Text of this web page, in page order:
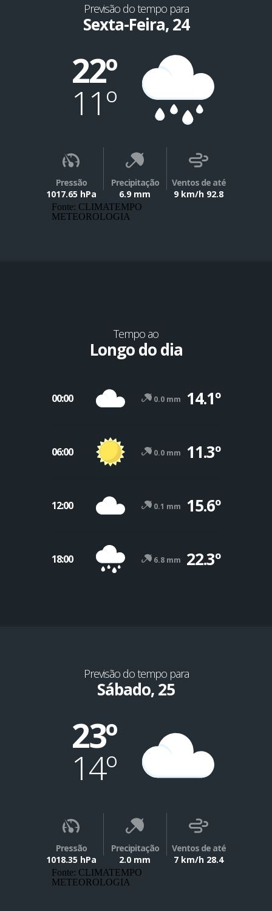
Previsão do tempo para
Sexta-Feira, 24
22º
11º
Pressão
1017.65 hPa
Precipitação
6.9 mm
Ventos de até
9 km/h 92.8
Fonte: CLIMATEMPO
METEOROLOGIA
Tempo ao
Longo do dia
00:00 0.0 mm 14.1º
06:00 0.0 mm 11.3º
12:00 0.1 mm 15.6º
18:00 6.8 mm 22.3º
Previsão do tempo para
Sábado, 25
23º
14º
Pressão
1018.35 hPa
Precipitação
2.0 mm
Ventos de até
7 km/h 28.4
Fonte: CLIMATEMPO
METEOROLOGIA